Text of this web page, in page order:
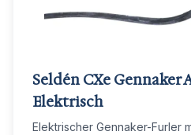
Seldén CXe
Elektrisch
Elektrischer Gennaker-Furler